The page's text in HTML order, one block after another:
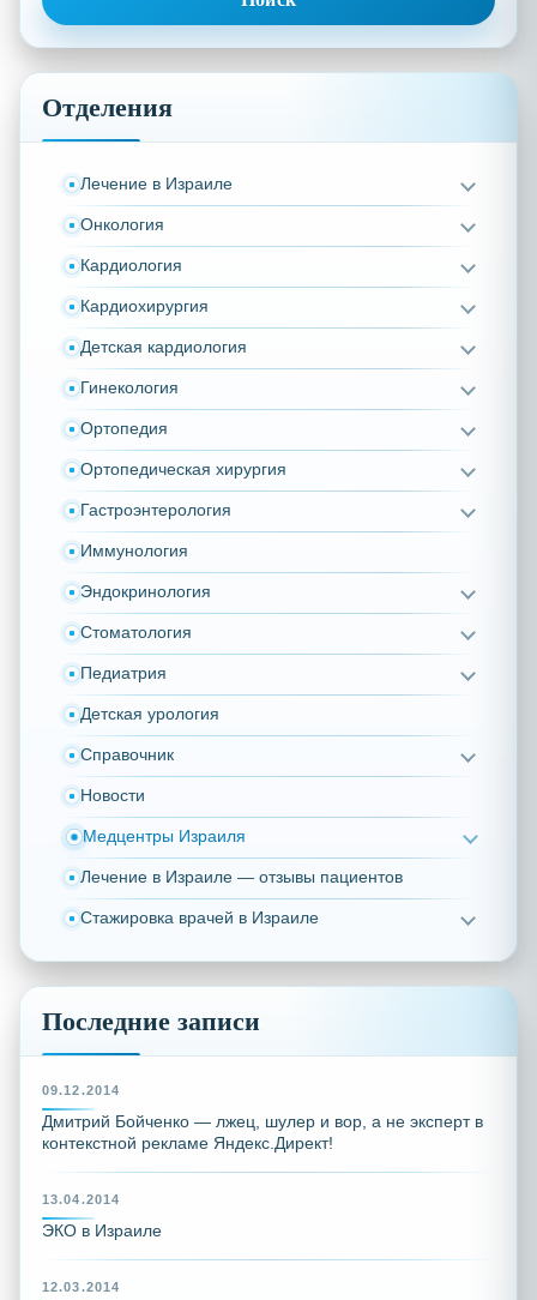
Отделения
Лечение в Израиле
Онкология
Кардиология
Кардиохирургия
Детская кардиология
Гинекология
Ортопедия
Ортопедическая хирургия
Гастроэнтерология
Иммунология
Эндокринология
Стоматология
Педиатрия
Детская урология
Справочник
Новости
Медцентры Израиля
Лечение в Израиле — отзывы пациентов
Стажировка врачей в Израиле
Последние записи
09.12.2014
Дмитрий Бойченко — лжец, шулер и вор, а не эксперт в
контекстной рекламе Яндекс.Директ!
13.04.2014
ЭКО в Израиле
12.03.2014